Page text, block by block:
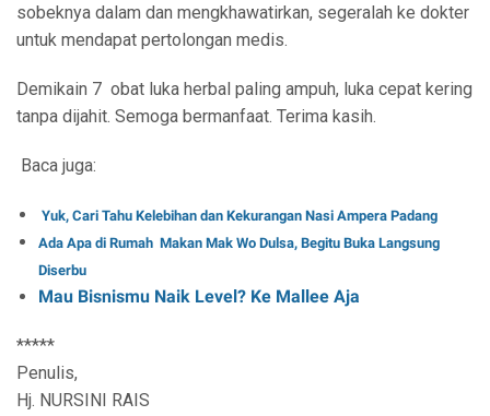
sobeknya dalam dan mengkhawatirkan, segeralah ke dokter
untuk mendapat pertolongan medis.
Demikain 7 obat luka herbal paling ampuh, luka cepat kering
tanpa dijahit. Semoga bermanfaat. Terima kasih.
Baca juga:
Yuk, Cari Tahu Kelebihan dan Kekurangan Nasi Ampera Padang
Ada Apa di Rumah Makan Mak Wo Dulsa, Begitu Buka Langsung
Diserbu
Mau Bisnismu Naik Level? Ke Mallee Aja
*****
Penulis,
Hj. NURSINI RAIS